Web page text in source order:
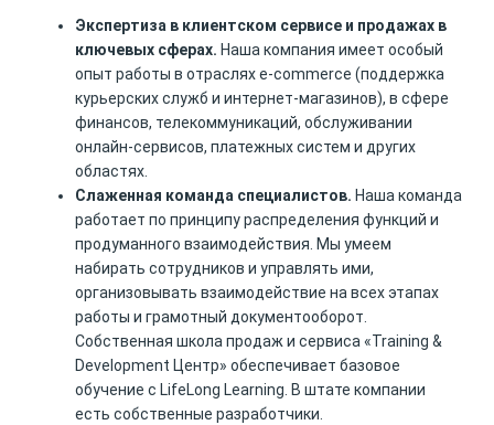
Экспертиза в клиентском сервисе и продажах в
ключевых сферах. Наша компания имеет особый
опыт работы в отраслях e-commerce (поддержка
курьерских служб и интернет-магазинов), в сфере
финансов, телекоммуникаций, обслуживании
онлайн-сервисов, платежных систем и других
областях.
Слаженная команда специалистов. Наша команда
работает по принципу распределения функций и
продуманного взаимодействия. Мы умеем
набирать сотрудников и управлять ими,
организовывать взаимодействие на всех этапах
работы и грамотный документооборот.
Собственная школа продаж и сервиса «Training &
Development Центр» обеспечивает базовое
обучение с LifeLong Learning. В штате компании
есть собственные разработчики.